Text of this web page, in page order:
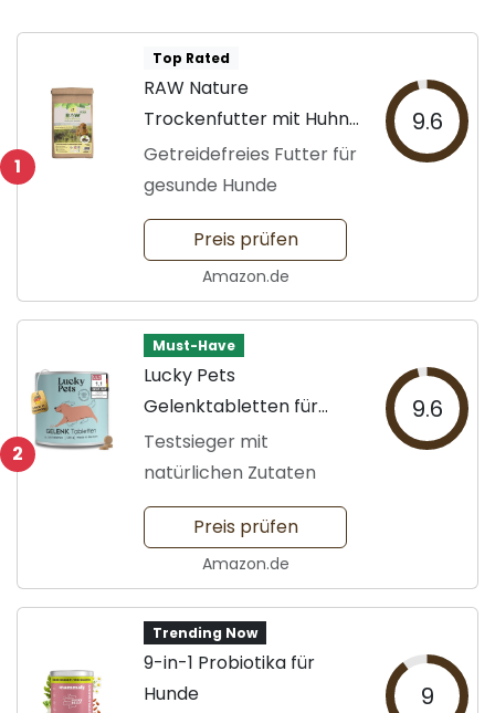
1
Top Rated
RAW Nature
Trockenfutter mit Huhn
12kg
Getreidefreies Futter für
gesunde Hunde
9.6
Preis prüfen
Amazon.de
2
Must-Have
Lucky Pets
Gelenktabletten für
Hunde
Testsieger mit
natürlichen Zutaten
9.6
Preis prüfen
Amazon.de
Trending Now
9-in-1 Probiotika für
Hunde
9